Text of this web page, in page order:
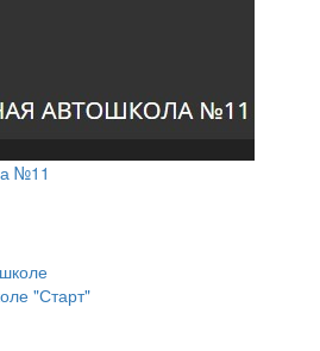
№11
"Старт"